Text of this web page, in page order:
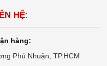
HỆ:
hàng:
Phú Nhuận, TP.HCM